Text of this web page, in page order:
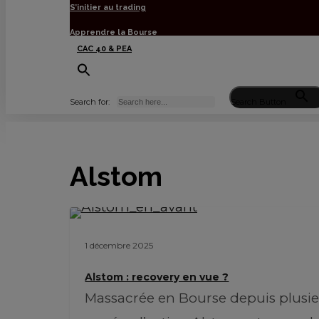
S’initier au trading
Apprendre la Bourse
CAC 40 & PEA
Search for: Search Button
Alstom
1 décembre 2025
Alstom : recovery en vue ?
Massacrée en Bourse depuis